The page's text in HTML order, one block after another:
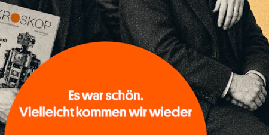
Nein, sind sie nicht. Genauer, sie sind nur dann feindliche
totalitär denkt, also einem Modell des „One fits for all“
Sache differenzierter, können beide Konzepte friedlich
koexistieren. Es gibt jedoch eine Bedingung: alle Seiten
Neoliberalismus verabschieden.
[...]